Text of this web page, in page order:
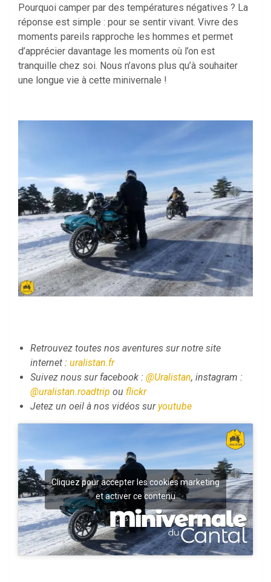
Pourquoi camper par des températures négatives ? La
réponse est simple : pour se sentir vivant. Vivre des
moments pareils rapproche les hommes et permet
d’apprécier davantage les moments où l’on est
tranquille chez soi. Nous n’avons plus qu’à souhaiter
une longue vie à cette minivernale !
Retrouvez toutes nos aventures sur notre site
internet : uralistan.fr
Suivez nous sur facebook : @Uralistan, instagram :
@uralistan.roadtrip ou flickr
Jetez un oeil à nos vidéos sur youtube
Cliquez pour accepter les cookies marketing
et activer ce contenu